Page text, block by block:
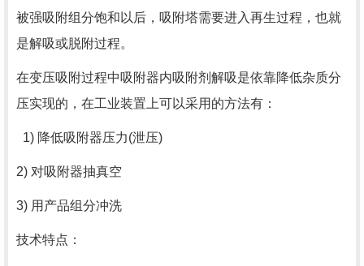
被强吸附组分饱和以后，吸附塔需要进入再生过程，也就
是解吸或脱附过程。
在变压吸附过程中吸附器内吸附剂解吸是依靠降低杂质分
压实现的，在工业装置上可以采用的方法有：
1) 降低吸附器压力(泄压)
2) 对吸附器抽真空
3) 用产品组分冲洗
技术特点：